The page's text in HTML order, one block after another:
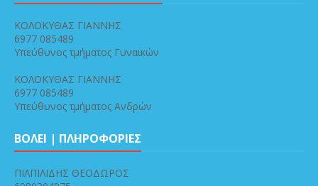
ΚΟΛΟΚΥΘΑΣ ΓΙΑΝΝΗΣ
6977 085489
Υπεύθυνος τμήματος Γυναικών
ΚΟΛΟΚΥΘΑΣ ΓΙΑΝΝΗΣ
6977 085489
Υπεύθυνος τμήματος Ανδρών
ΒΟΛΕΙ | ΠΛΗΡΟΦΟΡΙΕΣ
ΠΙΛΠΙΛΙΔΗΣ ΘΕΟΔΩΡΟΣ